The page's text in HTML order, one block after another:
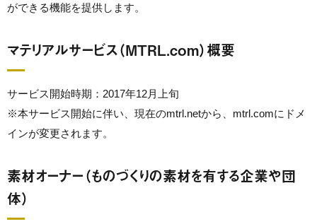
ができる機能を提供します。
マテリアルサービス（MTRL.com）概要
サービス開始時期：2017年12月上旬
※本サービス開始に伴い、現在のmtrl.netから、mtrl.comにドメ
インが変更されます。
素材オーナー（ものづくりの素材を有する企業や団
体）